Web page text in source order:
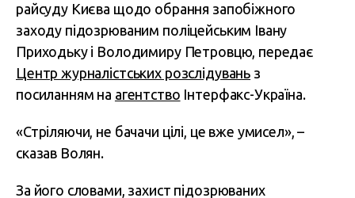
райсуду Києва щодо обрання запобіжного
заходу підозрюваним поліцейським Івану
Приходьку і Володимиру Петровцю, передає
Центр журналістських розслідувань з
посиланням на агентство Інтерфакс-Україна.
«Стріляючи, не бачачи цілі, це вже умисел», –
сказав Волян.
За його словами, захист підозрюваних